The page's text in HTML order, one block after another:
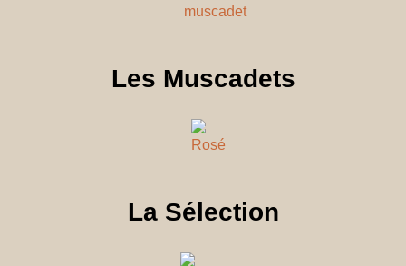
Les Muscadets
La Sélection